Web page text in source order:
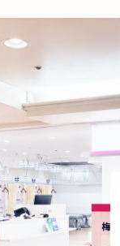
オープン 秋バテ
紫外線
本町 阪急桂駅
八戸ノ里駅